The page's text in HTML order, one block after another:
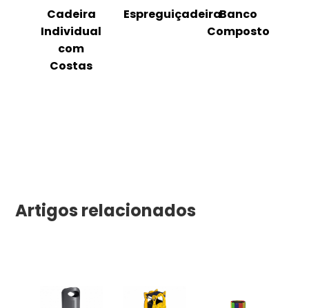
Cadeira
Individual
com
Costas
EspreguiçadeiraBanco
Composto
Artigos relacionados